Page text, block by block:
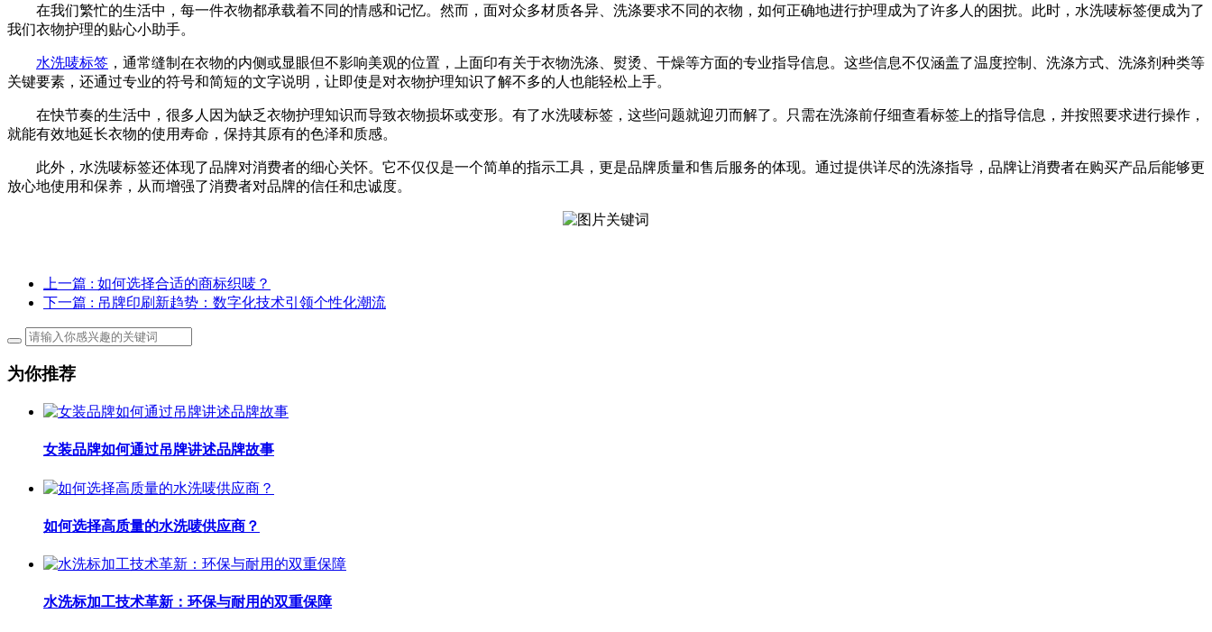
在我们繁忙的生活中，每一件衣物都承载着不同的情感和记忆。然而，面对众多材质各异、洗涤要求不同的衣物，如何正确地进行护理成为了许多人的困扰。此时，水洗唛标签便成为了
我们衣物护理的贴心小助手。
水洗唛标签 ，通常缝制在衣物的内侧或显眼但不影响美观的位置，上面印有关于衣物洗涤、熨烫、干燥等方面的专业指导信息。这些信息不仅涵盖了温度控制、洗涤方式、洗涤剂种类等
关键要素，还通过专业的符号和简短的文字说明，让即使是对衣物护理知识了解不多的人也能轻松上手。
在快节奏的生活中，很多人因为缺乏衣物护理知识而导致衣物损坏或变形。有了水洗唛标签，这些问题就迎刃而解了。只需在洗涤前仔细查看标签上的指导信息，并按照要求进行操作，
就能有效地延长衣物的使用寿命，保持其原有的色泽和质感。
此外，水洗唛标签还体现了品牌对消费者的细心关怀。它不仅仅是一个简单的指示工具，更是品牌质量和售后服务的体现。通过提供详尽的洗涤指导，品牌让消费者在购买产品后能够更
放心地使用和保养，从而增强了消费者对品牌的信任和忠诚度。
上一篇 : 如何选择合适的商标织唛？
下一篇 : 吊牌印刷新趋势：数字化技术引领个性化潮流
为你推荐
女装品牌如何通过吊牌讲述品牌故事
如何选择高质量的水洗唛供应商？
水洗标加工技术革新：环保与耐用的双重保障